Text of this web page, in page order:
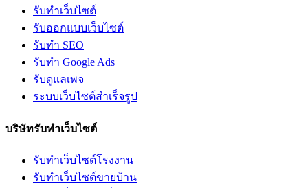
รับทำเว็บไซต์
รับออกแบบเว็บไซต์
รับทำ SEO
รับทำ Google Ads
รับดูแลเพจ
ระบบเว็บไซต์สำเร็จรูป
บริษัทรับทำเว็บไซต์
รับทำเว็บไซต์โรงงาน
รับทำเว็บไซต์ขายบ้าน